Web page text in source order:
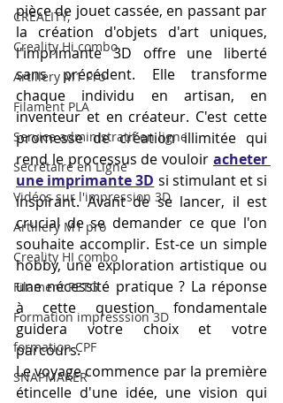
CREALITY,
Creality Hi combo
Artillery M1 Pro
Filament PLA
Service administratif en ligne
Secrétaire en Ligne
Vidéos sur l'impression 3D,
Artillery M1 pro
Creality HI combo
Filament PETG
Formation impresssion 3D
formation CPF
SNAPMAKER
pièce de jouet cassée, en passant par
la création d'objets d'art uniques,
l'imprimante 3D offre une liberté
sans précédent. Elle transforme
chaque individu en artisan, en
inventeur et en créateur. C'est cette
promesse de création illimitée qui
rend le processus de vouloir acheter
une imprimante 3D si stimulant et si
inspirant. Avant de se lancer, il est
crucial de se demander ce que l'on
souhaite accomplir. Est-ce un simple
hobby, une exploration artistique ou
une nécessité pratique ? La réponse
à cette question fondamentale
guidera votre choix et votre
parcours.
Le voyage commence par la première
étincelle d'une idée, une vision qui